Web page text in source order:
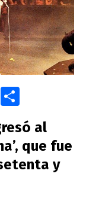
M
o
m
p
ar
al
que fue
y